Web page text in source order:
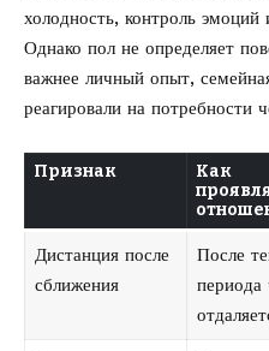
холодность, контроль
Однако пол не определяет
важнее личный опыт,
реагировали на потребности
Признак
Как
Дистанция после
сближения
После
периода